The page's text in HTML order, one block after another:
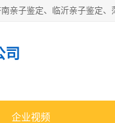
司
企业视频